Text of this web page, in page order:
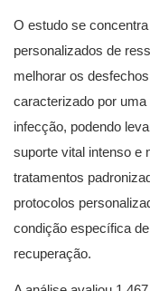
O estudo se
personalizados de
melhorar os
caracterizado por
infecção, podendo
suporte vital intenso e
tratamentos
protocolos
condição específica
recuperação.